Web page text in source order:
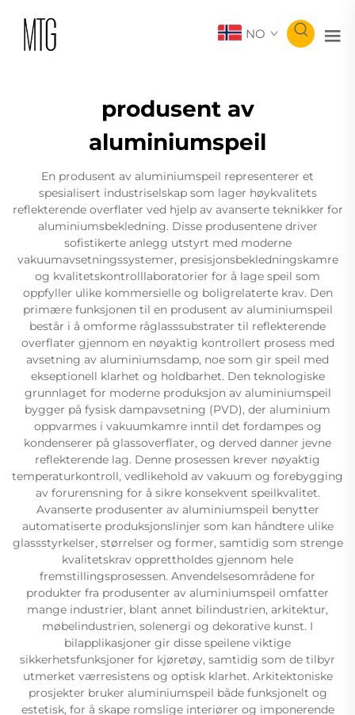
NO
produsent av
aluminiumspeil
En produsent av aluminiumspeil representerer et
spesialisert industriselskap som lager høykvalitets
reflekterende overflater ved hjelp av avanserte teknikker for
aluminiumsbekledning. Disse produsentene driver
sofistikerte anlegg utstyrt med moderne
vakuumavsetningssystemer, presisjonsbekledningskamre
og kvalitetskontrolllaboratorier for å lage speil som
oppfyller ulike kommersielle og boligrelaterte krav. Den
primære funksjonen til en produsent av aluminiumspeil
består i å omforme råglasssubstrater til reflekterende
overflater gjennom en nøyaktig kontrollert prosess med
avsetning av aluminiumsdamp, noe som gir speil med
ekseptionell klarhet og holdbarhet. Den teknologiske
grunnlaget for moderne produksjon av aluminiumspeil
bygger på fysisk dampavsetning (PVD), der aluminium
oppvarmes i vakuumkamre inntil det fordampes og
kondenserer på glassoverflater, og derved danner jevne
reflekterende lag. Denne prosessen krever nøyaktig
temperaturkontroll, vedlikehold av vakuum og forebygging
av forurensning for å sikre konsekvent speilkvalitet.
Avanserte produsenter av aluminiumspeil benytter
automatiserte produksjonslinjer som kan håndtere ulike
glassstyrkelser, størrelser og former, samtidig som strenge
kvalitetskrav opprettholdes gjennom hele
fremstillingsprosessen. Anvendelsesområdene for
produkter fra produsenter av aluminiumspeil omfatter
mange industrier, blant annet bilindustrien, arkitektur,
møbelindustrien, solenergi og dekorative kunst. I
bilapplikasjoner gir disse speilene viktige
sikkerhetsfunksjoner for kjøretøy, samtidig som de tilbyr
utmerket værresistens og optisk klarhet. Arkitektoniske
prosjekter bruker aluminiumspeil både funksjonelt og
estetisk, for å skape romslige interiører og imponerende